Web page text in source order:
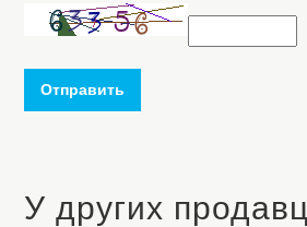
Отправить
У других